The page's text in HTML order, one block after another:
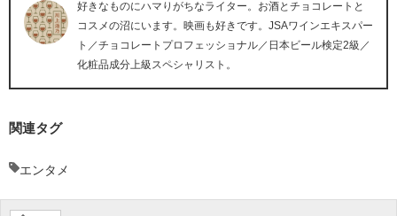
好きなものにハマりがちなライター。お酒とチョコレートと
コスメの沼にいます。映画も好きです。JSAワインエキスパー
ト／チョコレートプロフェッショナル／日本ビール検定2級／
化粧品成分上級スペシャリスト。
関連タグ
エンタメ